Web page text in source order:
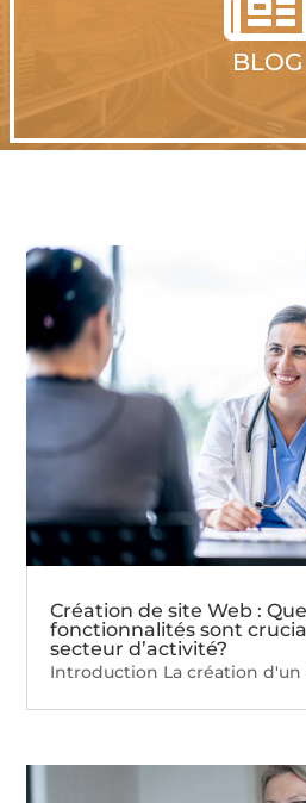
BLOG
Création de site Web :
fonctionnalités sont
secteur d’activité?
Introduction La création d'un